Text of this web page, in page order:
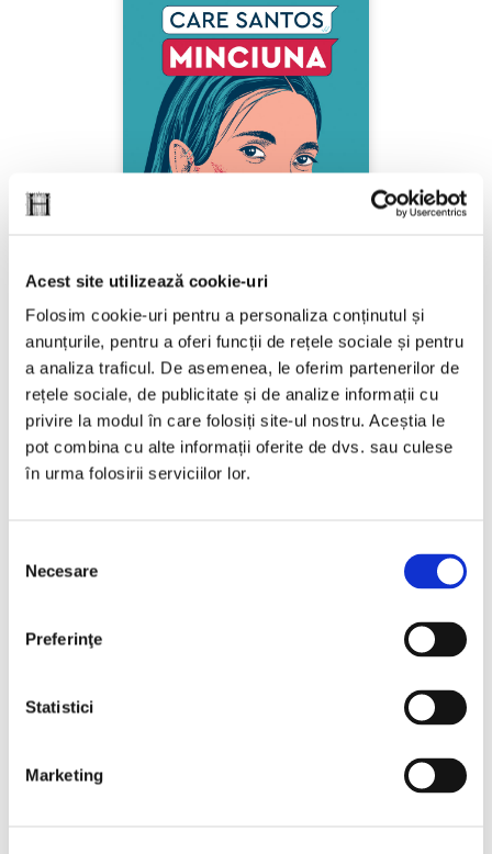
Acest site utilizează cookie-uri
Folosim cookie-uri pentru a personaliza conținutul și
anunțurile, pentru a oferi funcții de rețele sociale și pentru
a analiza traficul. De asemenea, le oferim partenerilor de
rețele sociale, de publicitate și de analize informații cu
privire la modul în care folosiți site-ul nostru. Aceștia le
pot combina cu alte informații oferite de dvs. sau culese
în urma folosirii serviciilor lor.
consimțământului
Necesare
Preferinţe
Statistici
Marketing
Care Santos,Minciuna
PREȚ 22.20 RON